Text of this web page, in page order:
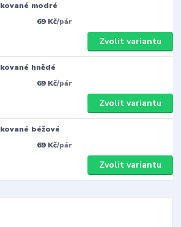
modré
69 Kč/pár
Zvolit variantu
hnědé
69 Kč/pár
Zvolit variantu
béžové
69 Kč/pár
Zvolit variantu